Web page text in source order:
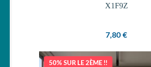
X1F9Z
7,80 €
50% SUR LE 2ÈME !!